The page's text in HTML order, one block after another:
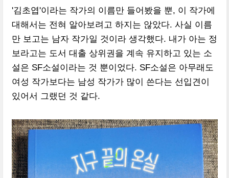
'김초엽'이라는 작가의 이름만 들어봤을 뿐, 이 작가에
대해서는 전혀 알아보려고 하지는 않았다. 사실 이름
만 보고는 남자 작가일 것이라 생각했다. 내가 아는 정
보라고는 도서 대출 상위권을 계속 유지하고 있는 소
설은 SF소설이라는 것 뿐이었다. SF소설은 아무래도
여성 작가보다는 남성 작가가 많이 쓴다는 선입견이
있어서 그랬던 것 같다.